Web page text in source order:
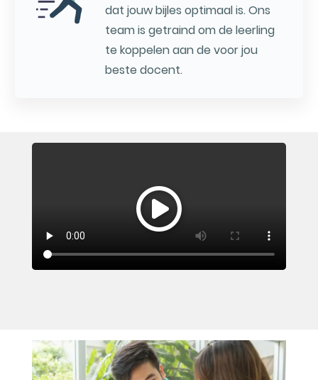
dat jouw bijles optimaal is. Ons
team is getraind om de leerling
te koppelen aan de voor jou
beste docent.